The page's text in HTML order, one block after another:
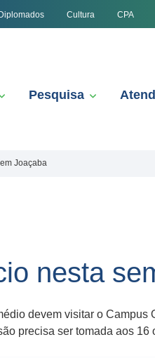
Cultura CPA
Pesquisa
Joaçaba
nesta
devem visitar o
precisa ser tomada aos